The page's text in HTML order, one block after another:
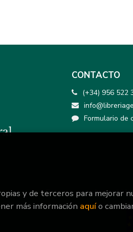
CONTACTO
(+34) 956 522
Formulario de
Este proyecto ha
y de terceros para mejorar
más información aquío